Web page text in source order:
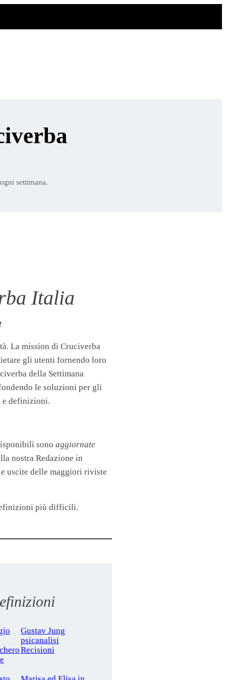
settimana.
Italia
La mission di Cruciverba
gli utenti fornendo loro
della Settimana
le soluzioni per gli
e definizioni.
sono aggiornate
nostra Redazione in
uscite delle maggiori riviste
più difficili.
Gustav Jung
psicanalisi
Recisioni